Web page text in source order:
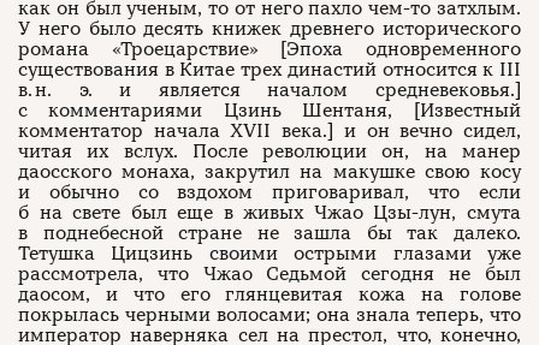
как он был ученым, то от него пахло чем-то затхлым.
У него было десять книжек древнего исторического
романа «Троецарствие» [Эпоха одновременного
существования в Китае трех династий относится к III
в. н. э. и является началом средневековья.]
с комментариями Цзинь Шентаня, [Известный
комментатор начала XVII века.] и он вечно сидел,
читая их вслух. После революции он, на манер
даосского монаха, закрутил на макушке свою косу
и обычно со вздохом приговаривал, что если
б на свете был еще в живых Чжао Цзы-лун, смута
в поднебесной стране не зашла бы так далеко.
Тетушка Цицзинь своими острыми глазами уже
рассмотрела, что Чжао Седьмой сегодня не был
даосом, и что его глянцевитая кожа на голове
покрылась черными волосами; она знала теперь, что
император наверняка сел на престол, что, конечно,